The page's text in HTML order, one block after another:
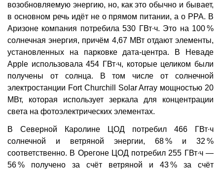
возобновляемую энергию, но, как это обычно и бывает,
в основном речь идёт не о прямом питании, а о PPA. В
Аризоне компания потребила 530 ГВт∙ч. Это на 100 %
солнечная энергия, причём 4,67 МВт отдают элементы,
установленных на парковке дата-центра. В Неваде
Apple использовала 454 ГВт∙ч, которые целиком были
получены от солнца. В том числе от солнечной
электростанции Fort Churchill Solar Array мощностью 20
МВт, которая использует зеркала для концентрации
света на фотоэлектрических элементах.
В Северной Каролине ЦОД потребил 466 ГВт∙ч
солнечной и ветряной энергии, 68 % и 32 %
соответственно. В Орегоне ЦОД потребил 255 ГВт∙ч —
56 % получено за счёт ветряной и 43 % за счёт